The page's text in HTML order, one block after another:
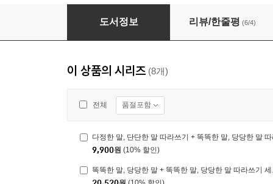
다정한 말, 단단한 말 따라쓰기 + 똑똑한 말, 당
도서정보 리뷰/한줄평 (6/4)
이 상품의 시리즈 (8개)
전체 품절포함
다정한 말, 단단한 말 따라쓰기 + 똑똑한 말, 당당한 말
9,900원 (10% 할인)
똑똑한 말, 당당한 말 + 똑똑한 말, 당당한 말 따라쓰기